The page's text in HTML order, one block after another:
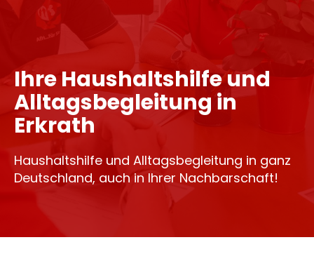
Ihre Haushaltshilfe und
Alltagsbegleitung in
Erkrath
Haushaltshilfe und Alltagsbegleitung in ganz
Deutschland, auch in Ihrer Nachbarschaft!